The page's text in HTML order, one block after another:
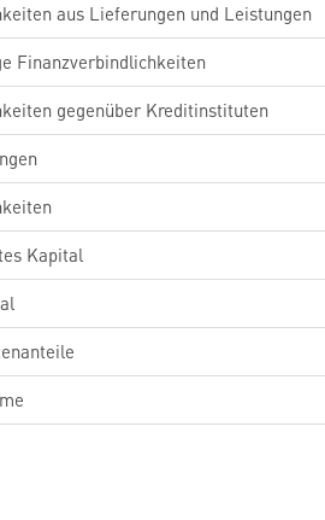
aus Lieferungen und Leistungen
Finanzverbindlichkeiten
gegenüber Kreditinstituten
Kapital